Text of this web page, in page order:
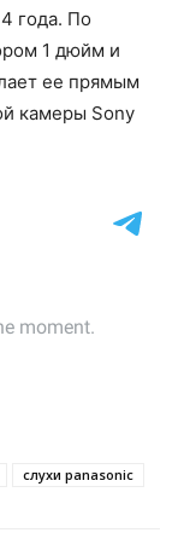
года. По
1 дюйм и
ее прямым
камеры Sony
слухи panasonic